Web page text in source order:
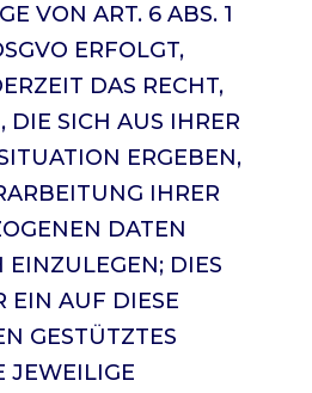
VON ART. 6 ABS. 1
ERFOLGT,
DAS RECHT,
DIE SICH AUS IHRER
ERGEBEN,
IHRER
DATEN
EINZULEGEN; DIES
EIN AUF DIESE
GESTÜTZTES
JEWEILIGE